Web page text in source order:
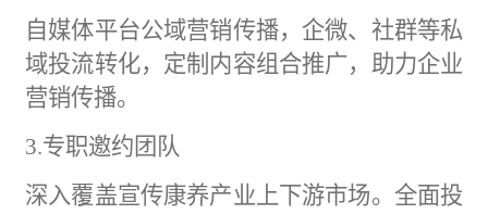
自媒体平台公域营销传播，企微、社群等私
域投流转化，定制内容组合推广，助力企业
营销传播。
3.专职邀约团队
深入覆盖宣传康养产业上下游市场。全面投